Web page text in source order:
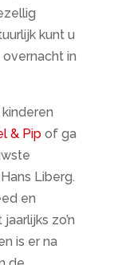
kunt u
in
& Pipof ga
Liberg.
en
zo’n
is er na